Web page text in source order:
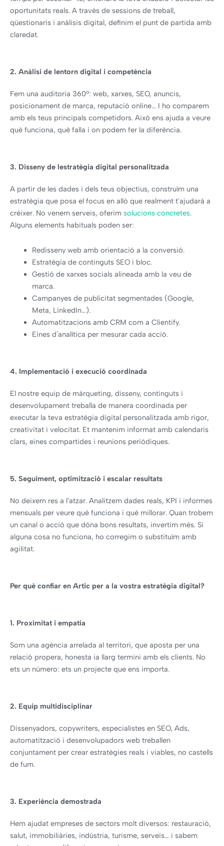
oportunitats reals. A través de sessions de treball,
qüestionaris i anàlisis digital, definim el punt de partida amb
claredat.
2. Anàlisi de lentorn digital i competència
Fem una auditoria 360º: web, xarxes, SEO, anuncis,
posicionament de marca, reputació online… I ho comparem
amb els teus principals competidors. Això ens ajuda a veure
què funciona, què falla i on podem fer la diferència.
3. Disseny de lestratègia digital personalitzada
A partir de les dades i dels teus objectius, construïm una
estratègia que posa el focus en allò que realment t'ajudarà a
créixer. No venem serveis, oferim solucions concretes.
Alguns elements habituals poden ser:
Redisseny web amb orientació a la conversió.
Estratègia de continguts SEO i bloc.
Gestió de xarxes socials alineada amb la veu de
marca.
Campanyes de publicitat segmentades (Google,
Meta, LinkedIn…).
Automatitzacions amb CRM com a Clientify.
Eines d´analítica per mesurar cada acció.
4. Implementació i execució coordinada
El nostre equip de màrqueting, disseny, continguts i
desenvolupament treballa de manera coordinada per
executar la teva estratègia digital personalitzada amb rigor,
creativitat i velocitat. Et mantenim informat amb calendaris
clars, eines compartides i reunions periòdiques.
5. Seguiment, optimització i escalar resultats
No deixem res a l'atzar. Analitzem dades reals, KPI i informes
mensuals per veure què funciona i què millorar. Quan trobem
un canal o acció que dóna bons resultats, invertim més. Si
alguna cosa no funciona, ho corregim o substituïm amb
agilitat.
Per què confiar en Artic per a la vostra estratègia digital?
1. Proximitat i empatia
Som una agència arrelada al territori, que aposta per una
relació propera, honesta ia llarg termini amb els clients. No
ets un número: ets un projecte que ens importa.
2. Equip multidisciplinar
Dissenyadors, copywriters, especialistes en SEO, Ads,
automatització i desenvolupadors web treballen
conjuntament per crear estratègies reals i viables, no castells
de fum.
3. Experiència demostrada
Hem ajudat empreses de sectors molt diversos: restauració,
salut, immobiliàries, indústria, turisme, serveis… i sabem